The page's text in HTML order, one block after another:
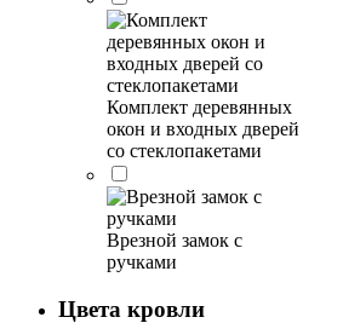
Комплект деревянных
окон и входных дверей
со стеклопакетами
Врезной замок с
ручками
Цвета кровли